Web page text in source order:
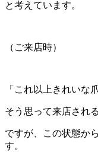
と考えています。
（ご来店時）
「これ以上きれいな
そう思って来店され
ですが、この状態か
す。